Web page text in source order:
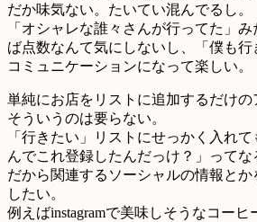
だか味気ない。たいてい混んでるし。
「オシャレな誰々さんが行ってた」
ば点数なんて気にしないし、「僕も
コミュニケーションになって楽しい。
単純にお店をリストに追加するだけの
そういうのは要らない。
「行きたい」リストにせっかく入れ
んでこれ登録したんだっけ？」ってな
だから関連するソーシャルの情報と
したい。
例えばinstagramで美味しそうなコーヒ